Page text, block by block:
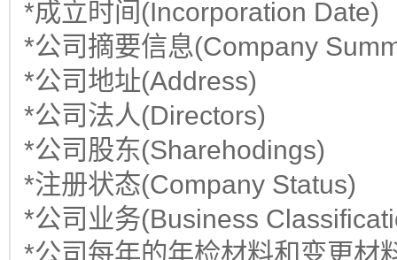
*成立时间(Incorporation Date)
*公司摘要信息(Company
*公司地址(Address)
*公司法人(Directors)
*公司股东(Sharehodings)
*注册状态(Company Status)
*公司业务(Business
*公司每年的年检材料和变更材